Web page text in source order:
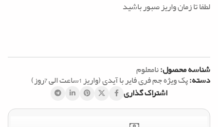
لطفا تا زمان واریز صبور باشید
شناسه محصول:نامعلوم
دسته:پک ویژه جم فری فایر با آیدی (واریز 1ساعت الی 7روز)
اشتراک گذاری